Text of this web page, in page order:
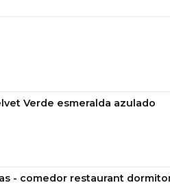
Verde esmeralda azulado
- comedor restaurant